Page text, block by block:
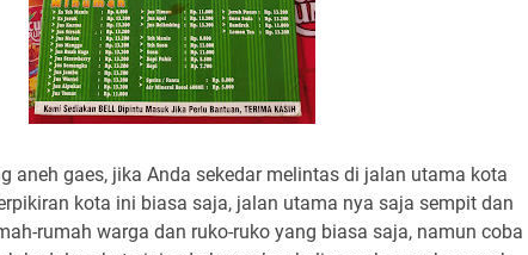
aneh gaes, jika Anda sekedar melintas di jalan utama kota
kota ini biasa saja, jalan utama nya saja sempit dan
rumah warga dan ruko-ruko yang biasa saja, namun coba